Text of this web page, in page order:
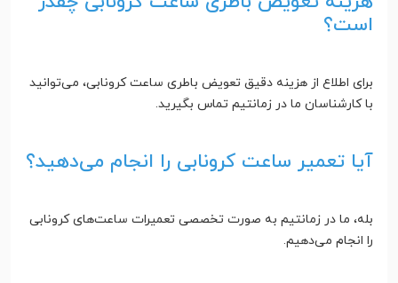
است؟
برای اطلاع از هزینه دقیق تعویض باطری ساعت کرونابی، می‌توانید
با کارشناسان ما در زمانتیم تماس بگیرید.
آیا تعمیر ساعت کرونابی را انجام می‌دهید؟
بله، ما در زمانتیم به صورت تخصصی تعمیرات ساعت‌های کرونابی
را انجام می‌دهیم.